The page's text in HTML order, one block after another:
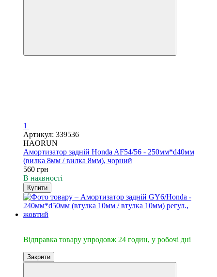
1
Артикул: 339536
HAORUN
Амортизатор задній Honda AF54/56 - 250мм*d40мм
(вилка 8мм / вилка 8мм), чорний
560 грн
В наявності
Купити
Відправка товару упродовж 24 годин, у робочі дні
Закрити